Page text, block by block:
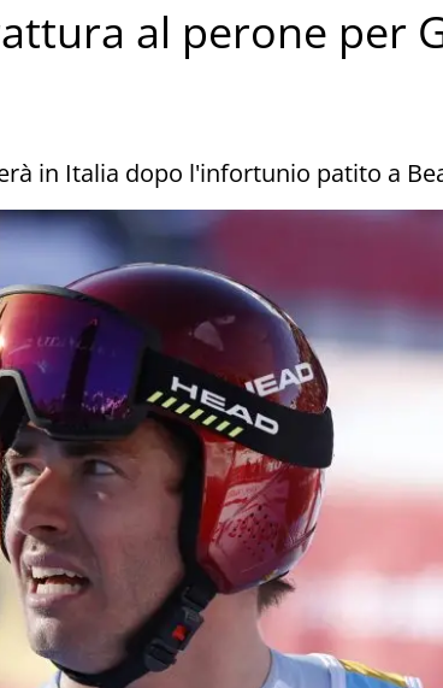
al perone per
in Italia dopo l'infortunio patito a